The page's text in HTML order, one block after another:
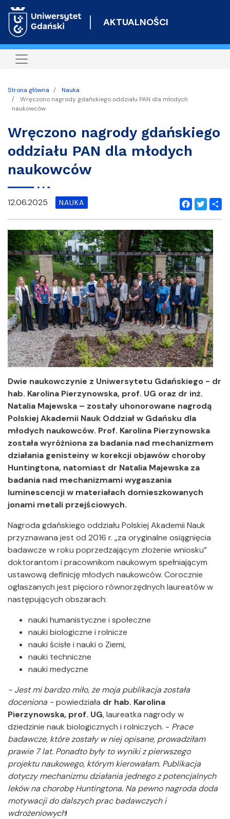
do
AKTUALNOŚCI
Strona główna
Nauka
Wręczono nagrody gdańskiego oddziału PAN dla młodych
naukowców
Wręczono nagrody gdańskiego
oddziału PAN dla młodych
naukowców
Facebook
Twitter
12.06.2025 NAUKA
Dwie naukowczynie z Uniwersytetu Gdańskiego - dr
hab. Karolina Pierzynowska, prof. UG oraz dr inż.
Natalia Majewska – zostały uhonorowane nagrodą
Polskiej Akademii Nauk Oddział w Gdańsku dla
młodych naukowców. Prof. Karolina Pierzynowska
została wyróżniona za badania nad mechanizmem
działania genisteiny w korekcji objawów choroby
Huntingtona, natomiast dr Natalia Majewska za
badania nad mechanizmami wygaszania
luminescencji w materiałach domieszkowanych
jonami metali przejściowych.
Nagroda gdańskiego oddziału Polskiej Akademii Nauk
przyznawana jest od 2016 r. „za oryginalne osiągnięcia
badawcze w roku poprzedzającym złożenie wniosku”
doktorantom i pracownikom naukowym spełniającym
ustawową definicję młodych naukowców. Corocznie
ogłaszanych jest pięcioro równorzędnych laureatów w
następujących obszarach:
nauki humanistyczne i społeczne
nauki biologiczne i rolnicze
nauki ścisłe i nauki o Ziemi,
nauki techniczne
nauki medyczne
- Jest mi bardzo miło, że moja publikacja została
doceniona -powiedziała dr hab. Karolina
Pierzynowska, prof. UG, laureatka nagrody w
dziedzinie nauk biologicznych i rolniczych. - Prace
badawcze, które zostały w niej opisane, prowadziłam
prawie 7 lat. Ponadto były to wyniki z pierwszego
projektu naukowego, którym kierowałam. Publikacja
dotyczy mechanizmu działania jednego z potencjalnych
leków na chorobę Huntingtona. Na pewno nagroda doda
motywacji do dalszych prac badawczych i
wdrożeniowych!